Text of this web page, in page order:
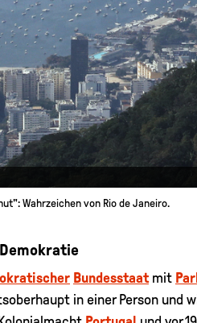
Wahrzeichen von Rio de Janeiro.
Bundesstaatmit
in einer Person und